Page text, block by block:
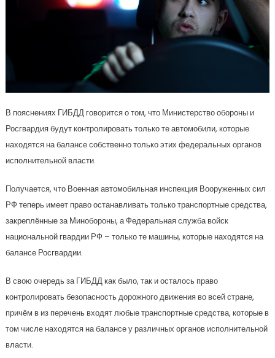
В пояснениях ГИБДД говорится о том, что Министерство обороны и
Росгвардия будут контролировать только те автомобили, которые
находятся на балансе собственно только этих федеральных органов
исполнительной власти.
Получается, что Военная автомобильная инспекция Вооруженных сил
РФ теперь имеет право останавливать только транспортные средства,
закреплённые за Минобороны, а Федеральная служба войск
национальной гвардии РФ – только те машины, которые находятся на
балансе Росгвардии.
В свою очередь за ГИБДД как было, так и осталось право
контролировать безопасность дорожного движения во всей стране,
причём в из перечень входят любые транспортные средства, которые в
том числе находятся на балансе у различных органов исполнительной
власти.